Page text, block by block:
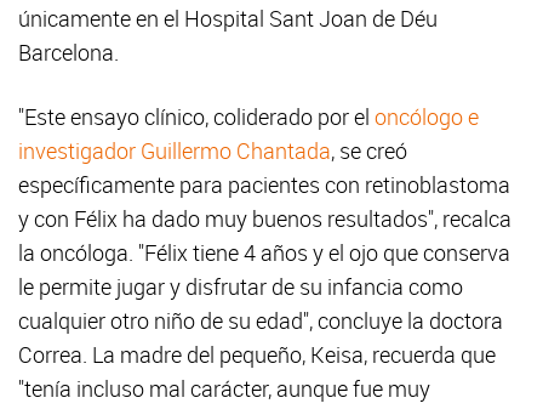
únicamente en el Hospital Sant Joan de Déu
Barcelona.
"Este ensayo clínico, coliderado por el oncólogo e
investigador Guillermo Chantada, se creó
específicamente para pacientes con retinoblastoma
y con Félix ha dado muy buenos resultados", recalca
la oncóloga. "Félix tiene 4 años y el ojo que conserva
le permite jugar y disfrutar de su infancia como
cualquier otro niño de su edad", concluye la doctora
Correa. La madre del pequeño, Keisa, recuerda que
"tenía incluso mal carácter, aunque fue muy